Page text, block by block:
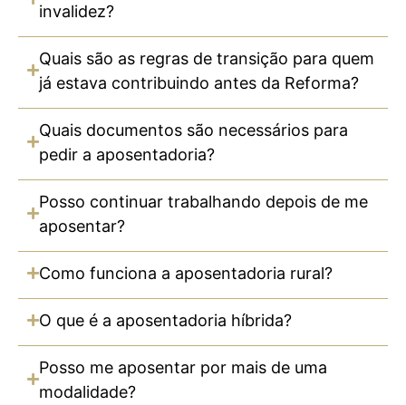
invalidez?
Quais são as regras de transição para quem
já estava contribuindo antes da Reforma?
Quais documentos são necessários para
pedir a aposentadoria?
Posso continuar trabalhando depois de me
aposentar?
Como funciona a aposentadoria rural?
O que é a aposentadoria híbrida?
Posso me aposentar por mais de uma
modalidade?